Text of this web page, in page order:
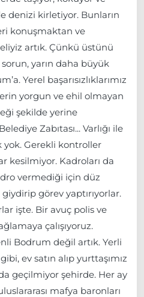
denizi kirletiyor. Bunların
konuşmaktan ve
artık. Çünkü üstünü
sorun, yarın daha büyük
Yerel başarısızlıklarımız
yorgun ve ehil olmayan
şekilde yerine
Zabıtası... Varlığı ile
yok. Gerekli kontroller
kesilmiyor. Kadroları da
vermediği için düz
görev yaptırıyorlar.
işte. Bir avuç polis ve
çalışıyoruz.
Bodrum değil artık. Yerli
ev satın alıp yurttaşımız
geçilmiyor şehirde. Her ay
mafya baronları